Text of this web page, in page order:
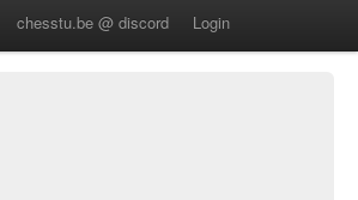
chesstu.be @ discord Login